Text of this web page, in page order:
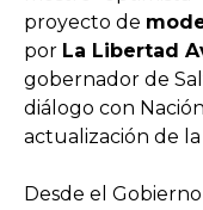
proyecto de
por La Libertad
gobernador de
diálogo con
actualización de
Desde el